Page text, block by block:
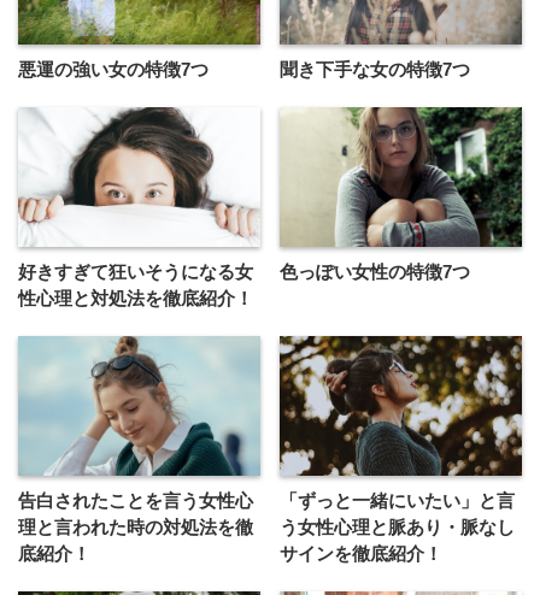
悪運の強い女の特徴7つ 聞き下手な女の特徴7つ
好きすぎて狂いそうになる女
性心理と対処法を徹底紹介！
色っぽい女性の特徴7つ
告白されたことを言う女性心
理と言われた時の対処法を徹
底紹介！
「ずっと一緒にいたい」と言
う女性心理と脈あり・脈なし
サインを徹底紹介！